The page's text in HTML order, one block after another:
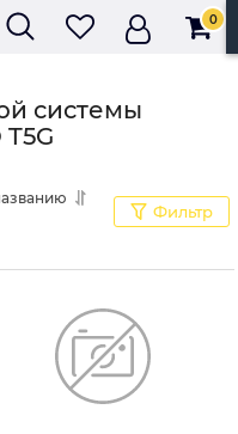
0
системы
Фильтр